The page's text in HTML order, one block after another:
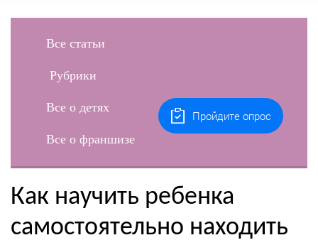
Все статьи
Рубрики
Все о детях
Все о франшизе
Как научить ребенка
самостоятельно находить
Пройдите опрос